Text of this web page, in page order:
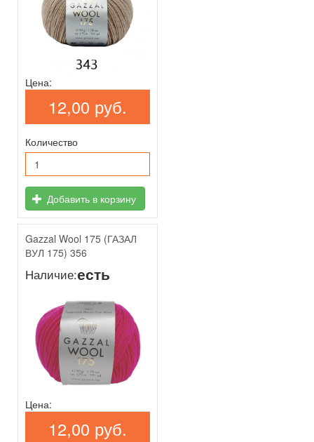
Цена:
12,00 руб.
Количество
Добавить в корзину
Gazzal Wool 175 (ГАЗАЛ
ВУЛ 175) 356
Наличие:есть
Цена:
12,00 руб.